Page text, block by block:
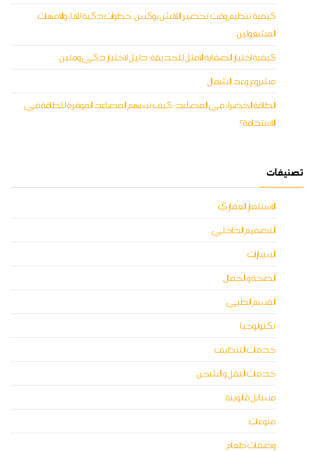
كيفية تنظيم وقت تحضير اللانش بوكس: خطوات ذكية للآباء والأمهات
المشغولين
كيفية اختيار الصفاية الأمثل للحديقة: دليل لاختيار ذكي ومتين
مشروع وعد الشمال
الطاقة الخضراء في المصاعد: كيف تسهم المصاعد الموفرة للطاقة في
الاستدامة؟
تصنيفات
الاستثمار العقاري
التصميم الداخلي
السيارات
الصحة و الجمال
القسم الطبي
تكنولوجيا
خدمات التنظيف
خدمات النقل و الشحن
مسائل قانوينة
منوعات
وصفات طعام